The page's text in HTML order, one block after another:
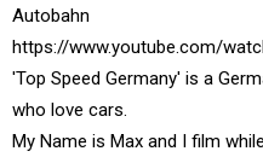
Autobahn
https://www.youtube.com/
'Top Speed Germany' is a
who love cars.
My Name is Max and I film